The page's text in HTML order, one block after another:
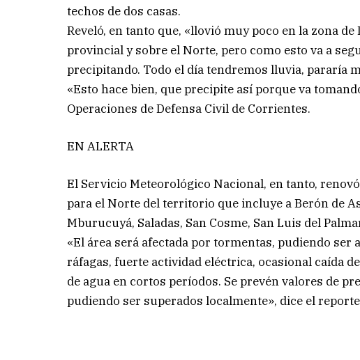
techos de dos casas.
Reveló, en tanto que, «llovió muy poco en la zona
provincial y sobre el Norte, pero como esto va a
precipitando. Todo el día tendremos lluvia, pararía
«Esto hace bien, que precipite así porque va
Operaciones de Defensa Civil de Corrientes.
EN ALERTA
El Servicio Meteorológico Nacional, en tanto,
para el Norte del territorio que incluye a Berón de
Mburucuyá, Saladas, San Cosme, San Luis del
«El área será afectada por tormentas, pudiendo ser
ráfagas, fuerte actividad eléctrica, ocasional caída
de agua en cortos períodos. Se prevén valores de
pudiendo ser superados localmente», dice el